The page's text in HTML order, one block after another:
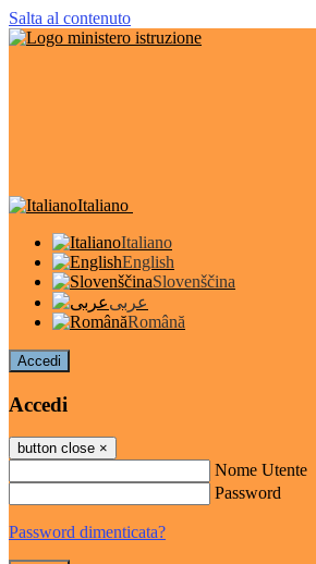
Salta al contenuto
Italiano
Italiano
English
Slovenščina
عربى
Română
Accedi
Accedi
button close ×
Nome Utente
Password
Password dimenticata?